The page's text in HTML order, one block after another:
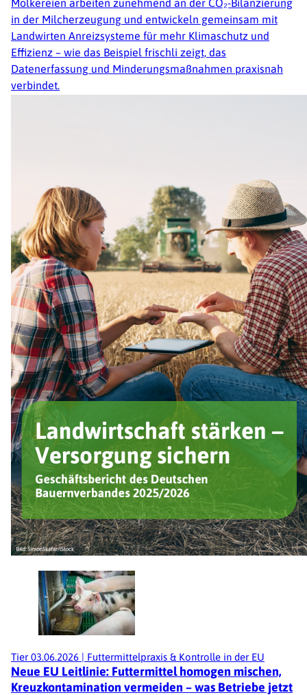
Molkereien arbeiten zunehmend an der CO₂-Bilanzierung
in der Milcherzeugung und entwickeln gemeinsam mit
Landwirten Anreizsysteme für mehr Klimaschutz und
Effizienz – wie das Beispiel frischli zeigt, das
Datenerfassung und Minderungsmaßnahmen praxisnah
verbindet.
Tier 03.06.2026 | Futtermittelpraxis & Kontrolle in der EU
Neue EU Leitlinie: Futtermittel homogen mischen,
Kreuzkontamination vermeiden – was Betriebe jetzt